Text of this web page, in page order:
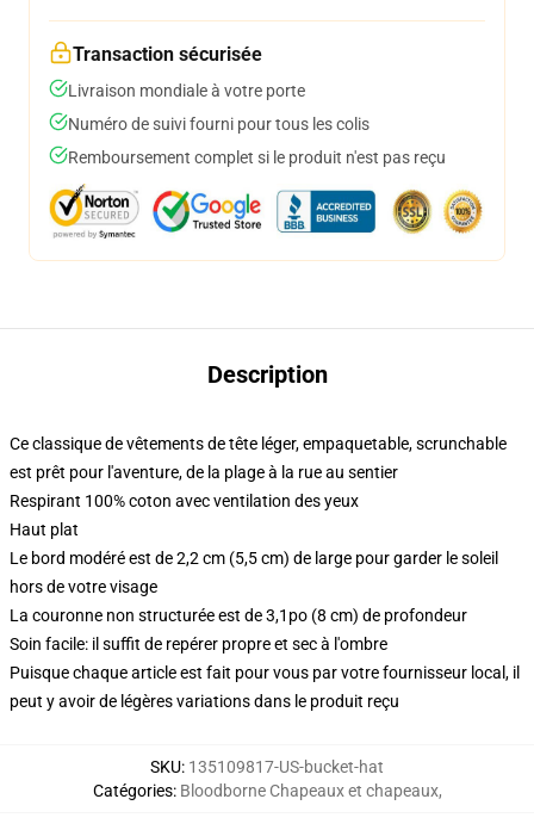
Transaction sécurisée
Livraison mondiale à votre porte
Numéro de suivi fourni pour tous les colis
Remboursement complet si le produit n'est pas reçu
Description
Ce classique de vêtements de tête léger, empaquetable, scrunchable
est prêt pour l'aventure, de la plage à la rue au sentier
Respirant 100% coton avec ventilation des yeux
Haut plat
Le bord modéré est de 2,2 cm (5,5 cm) de large pour garder le soleil
hors de votre visage
La couronne non structurée est de 3,1po (8 cm) de profondeur
Soin facile: il suffit de repérer propre et sec à l'ombre
Puisque chaque article est fait pour vous par votre fournisseur local, il
peut y avoir de légères variations dans le produit reçu
SKU: 135109817-US-bucket-hat
Catégories: Bloodborne Chapeaux et chapeaux,